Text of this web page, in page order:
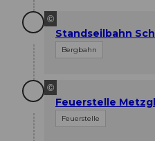
©
Standseilbahn
Bergbahn
©
Feuerstelle
Feuerstelle